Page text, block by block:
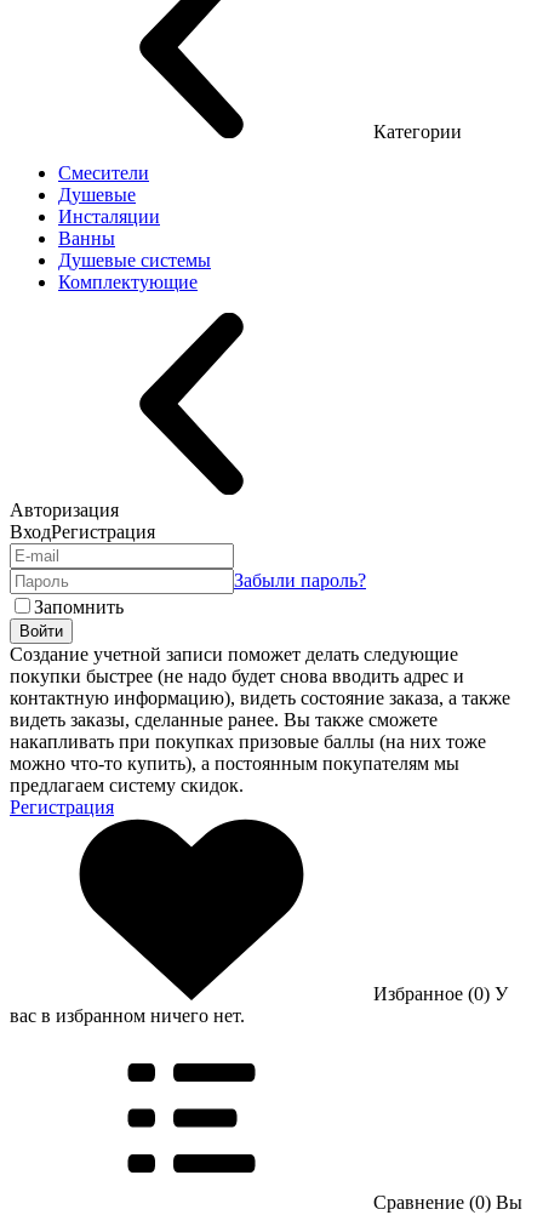
Категории
Смесители
Душевые
Инсталяции
Ванны
Душевые системы
Комплектующие
Авторизация
ВходРегистрация
Забыли пароль?
Запомнить
Войти
Создание учетной записи поможет делать следующие
покупки быстрее (не надо будет снова вводить адрес и
контактную информацию), видеть состояние заказа, а также
видеть заказы, сделанные ранее. Вы также сможете
накапливать при покупках призовые баллы (на них тоже
можно что-то купить), а постоянным покупателям мы
предлагаем систему скидок.
Регистрация
Избранное (0) У
вас в избранном ничего нет.
Сравнение (0) Вы